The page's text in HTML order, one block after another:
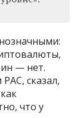
— нет.
сказал,
что у